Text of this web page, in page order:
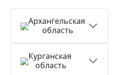
Архангельская
область
Курганская
область